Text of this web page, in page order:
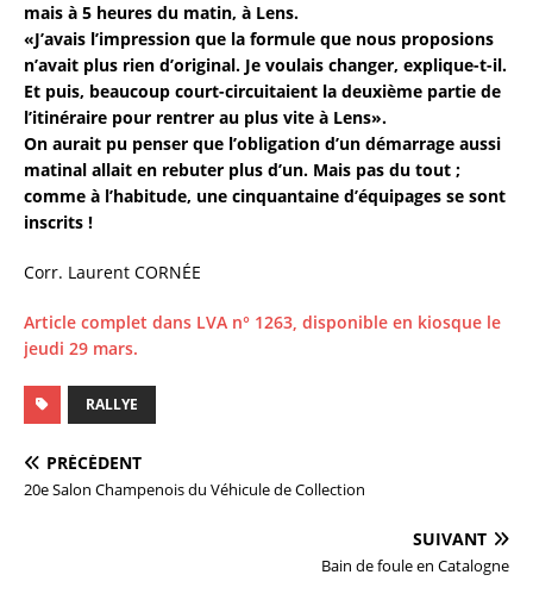
mais à 5 heures du matin, à Lens.
«J’avais l’impression que la formule que nous proposions
n’avait plus rien d’original. Je voulais changer, explique-t-il.
Et puis, beaucoup court-circuitaient la deuxième partie de
l’itinéraire pour rentrer au plus vite à Lens».
On aurait pu penser que l’obligation d’un démarrage aussi
matinal allait en rebuter plus d’un. Mais pas du tout ;
comme à l’habitude, une cinquantaine d’équipages se sont
inscrits !
Corr. Laurent CORNÉE
Article complet dans LVA n° 1263, disponible en kiosque le
jeudi 29 mars.
RALLYE
PRÉCÉDENT
20e Salon Champenois du Véhicule de Collection
SUIVANT
Bain de foule en Catalogne